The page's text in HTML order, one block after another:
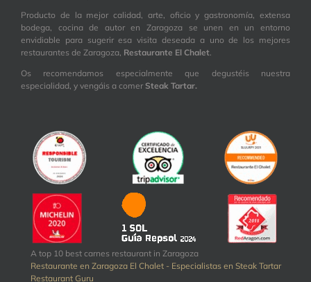
Producto de la mejor calidad, arte, oficio y gastronomía, extensa
bodega, cocina de autor en Zaragoza se unen en un entorno
envidiable para sugerir esa visita deseada a uno de los mejores
restaurantes de Zaragoza, Restaurante El Chalet
Os recomendamos especialmente que degustéis nuestra
especialidad, y vengáis a comer Steak Tartar.
A top 10 best carnes restaurant in Zaragoza
Restaurante en Zaragoza El Chalet - Especialistas en Steak Tartar
Restaurant Guru